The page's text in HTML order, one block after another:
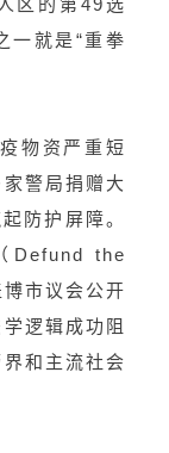
区的第49选
一就是“重拳
物资严重短
警局捐赠大
防护屏障。
Defund the
市议会公开
逻辑成功阻
和主流社会